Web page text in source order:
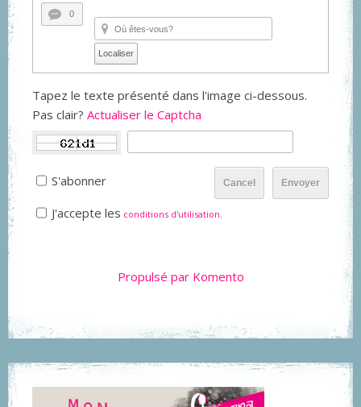
0
Localiser
Tapez le texte présenté dans l'image ci-dessous.
Pas clair? Actualiser le Captcha
Envoyer
Cancel
S'abonner
J'accepte les conditions d'utilisation.
Propulsé par Komento